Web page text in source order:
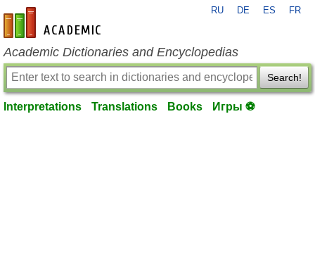
en-academic.com
RU DE ES FR
Academic Dictionaries and Encyclopedias
Search!
Interpretations Translations Books Игры ⚽